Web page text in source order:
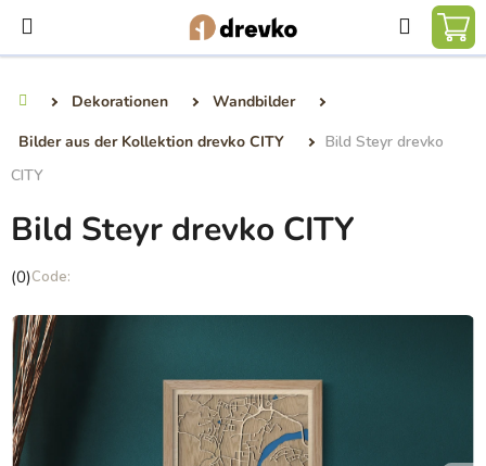
Inhalt
springen
Suchen
Dekorationen
Wandbilder
Bilder aus der Kollektion drevko CITY
Bild Steyr drevko
CITY
Bild Steyr drevko CITY
Die
Produktbewertung
ist
0,0
von
5
Sternen.
(0)